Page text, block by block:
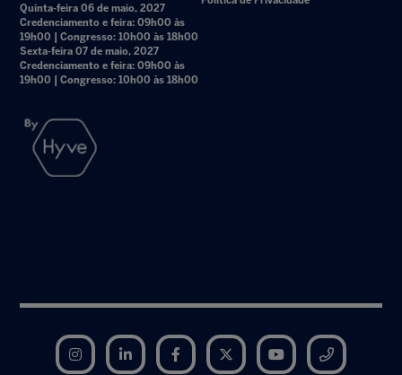
Quinta-feira 06 de maio, 2027
Credenciamento e feira: 09h00 às
19h00 | Congresso: 10h00 às 18h00
Sexta-feira 07 de maio, 2027
Credenciamento e feira: 09h00 às
19h00 | Congresso: 10h00 às 18h00
Instagram LinkedIn Facebook Twitter YouTube